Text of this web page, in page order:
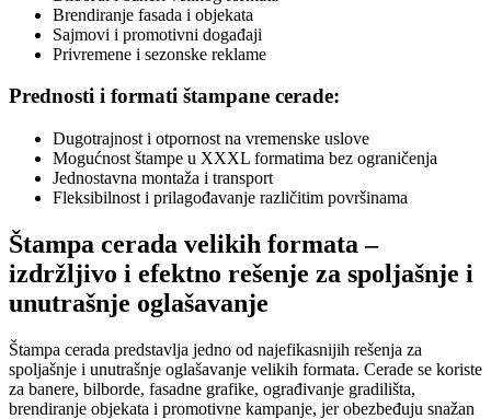
Brendiranje fasada i objekata
Sajmovi i promotivni događaji
Privremene i sezonske reklame
Prednosti i formati štampane cerade:
Dugotrajnost i otpornost na vremenske uslove
Mogućnost štampe u XXXL formatima bez ograničenja
Jednostavna montaža i transport
Fleksibilnost i prilagođavanje različitim površinama
Štampa cerada velikih formata –
izdržljivo i efektno rešenje za spoljašnje i
unutrašnje oglašavanje
Štampa cerada predstavlja jedno od najefikasnijih rešenja za
spoljašnje i unutrašnje oglašavanje velikih formata. Cerade se koriste
za banere, bilborde, fasadne grafike, ograđivanje gradilišta,
brendiranje objekata i promotivne kampanje, jer obezbeđuju snažan